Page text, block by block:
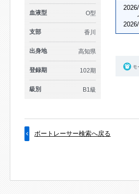
血液型 O型
支部 香川
出身地 高知県
登録期 102期
級別 B1級
モ
ボートレーサー検索へ戻る